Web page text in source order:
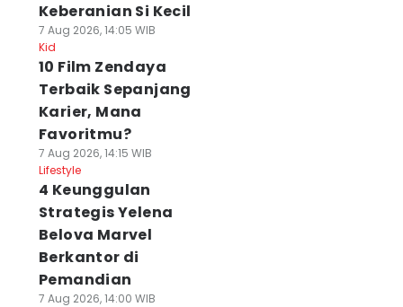
Keberanian Si Kecil
7 Aug 2026, 14:05 WIB
Kid
10 Film Zendaya
Terbaik Sepanjang
Karier, Mana
Favoritmu?
7 Aug 2026, 14:15 WIB
Lifestyle
4 Keunggulan
Strategis Yelena
Belova Marvel
Berkantor di
Pemandian
7 Aug 2026, 14:00 WIB